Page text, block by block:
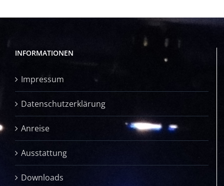
INFORMATIONEN
Impressum
Datenschutzerklärung
Anreise
Ausstattung
Downloads